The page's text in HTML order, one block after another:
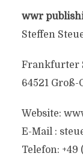
wwr
Steffen
Frankfurter
64521 Groß-
Website:
E-Mail :
Telefon: +49